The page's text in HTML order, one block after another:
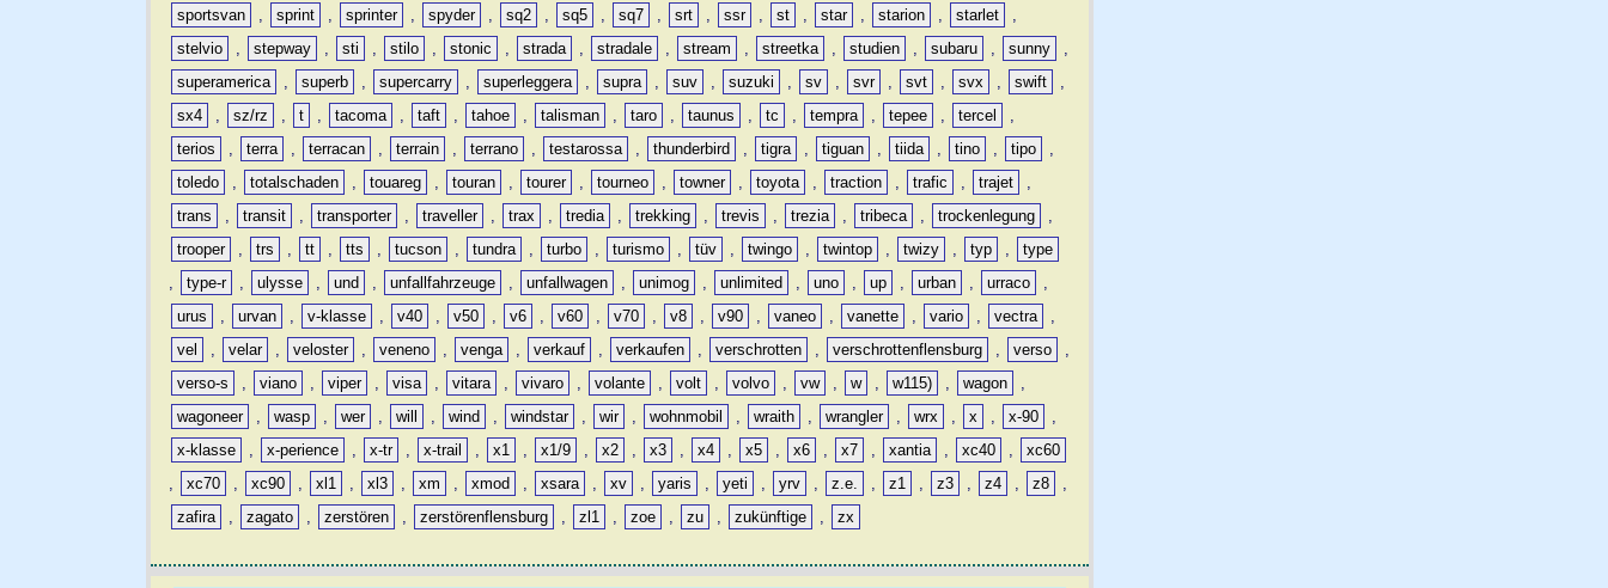
sportsvan
, sprint , sprinter , spyder , sq2 , sq5 , sq7 , srt , ssr , st , star , starion , starlet
,
stelvio
, stepway , sti , stilo , stonic , strada , stradale , stream , streetka , studien , subaru , sunny
,
superamerica
, superb , supercarry , superleggera , supra , suv , suzuki , sv , svr , svt , svx , swift
,
sx4
, sz/rz , t , tacoma , taft , tahoe , talisman , taro , taunus , tc , tempra , tepee , tercel
,
terios
, terra , terracan , terrain , terrano , testarossa , thunderbird , tigra , tiguan , tiida , tino , tipo
,
toledo
, totalschaden , touareg , touran , tourer , tourneo , towner , toyota , traction , trafic , trajet
,
trans
, transit , transporter , traveller , trax , tredia , trekking , trevis , trezia , tribeca , trockenlegung
,
trooper
, trs , tt , tts , tucson , tundra , turbo , turismo , tüv , twingo , twintop , twizy , typ ,
type
,
type-r , ulysse , und , unfallfahrzeuge , unfallwagen , unimog , unlimited , uno , up , urban , urraco
,
urus
, urvan , v-klasse , v40 , v50 , v6 , v60 , v70 , v8 , v90 , vaneo , vanette , vario , vectra
,
vel
, velar , veloster , veneno , venga , verkauf , verkaufen , verschrotten , verschrottenflensburg , verso
,
verso-s
, viano , viper , visa , vitara , vivaro , volante , volt , volvo , vw , w , w115) , wagon
,
wagoneer
, wasp , wer , will , wind , windstar , wir , wohnmobil , wraith , wrangler , wrx , x , x-90
,
x-klasse
, x-perience , x-tr , x-trail , x1 , x1/9 , x2 , x3 , x4 , x5 , x6 , x7 , xantia , xc40 ,
xc60
,
xc70 , xc90 , xl1 , xl3 , xm , xmod , xsara , xv , yaris , yeti , yrv , z.e. , z1 , z3 , z4 , z8
,
zafira
, zagato , zerstören , zerstörenflensburg , zl1 , zoe , zu , zukünftige , zx